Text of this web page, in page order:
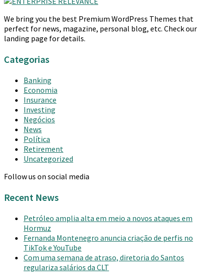
We bring you the best Premium WordPress Themes that
perfect for news, magazine, personal blog, etc. Check our
landing page for details.
Categorias
Banking
Economia
Insurance
Investing
Negócios
News
Política
Retirement
Uncategorized
Follow us on social media
Recent News
Petróleo amplia alta em meio a novos ataques em
Hormuz
Fernanda Montenegro anuncia criação de perfis no
TikTok e YouTube
Com uma semana de atraso, diretoria do Santos
regulariza salários da CLT